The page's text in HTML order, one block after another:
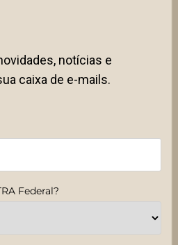
notícias e
caixa de e-mails.
Federal?